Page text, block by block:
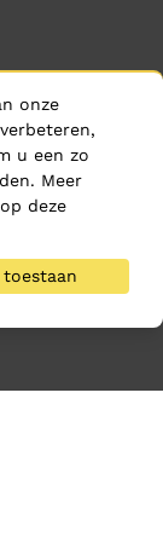
onze
u een zo
Meer
deze
toestaan